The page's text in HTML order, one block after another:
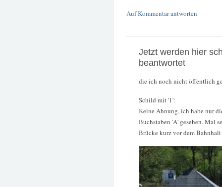
Auf Kommentar antworten
Jetzt werden hier
beantwortet
die ich noch nicht öffentlich
Schild mit '1':
Keine Ahnung, ich habe nur
Buchstaben 'A' gesehen. Mal
Brücke kurz vor dem